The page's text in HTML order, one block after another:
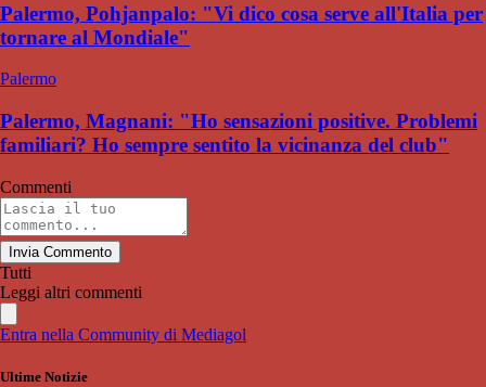
Palermo, Pohjanpalo: "Vi dico cosa serve all'Italia per
tornare al Mondiale"
Palermo
Palermo, Magnani: "Ho sensazioni positive. Problemi
familiari? Ho sempre sentito la vicinanza del club"
Commenti
Invia Commento
Tutti
Leggi altri commenti
Entra nella Community di Mediagol
Ultime Notizie